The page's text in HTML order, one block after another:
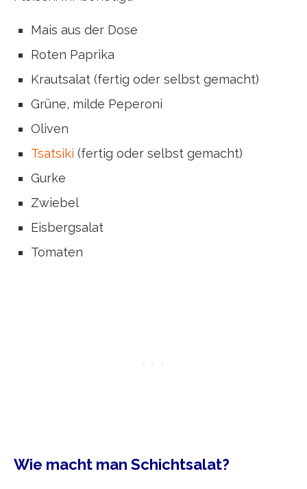
Mais aus der Dose
Roten Paprika
Krautsalat (fertig oder selbst gemacht)
Grüne, milde Peperoni
Oliven
Tsatsiki (fertig oder selbst gemacht)
Gurke
Zwiebel
Eisbergsalat
Tomaten
Wie macht man Schichtsalat?